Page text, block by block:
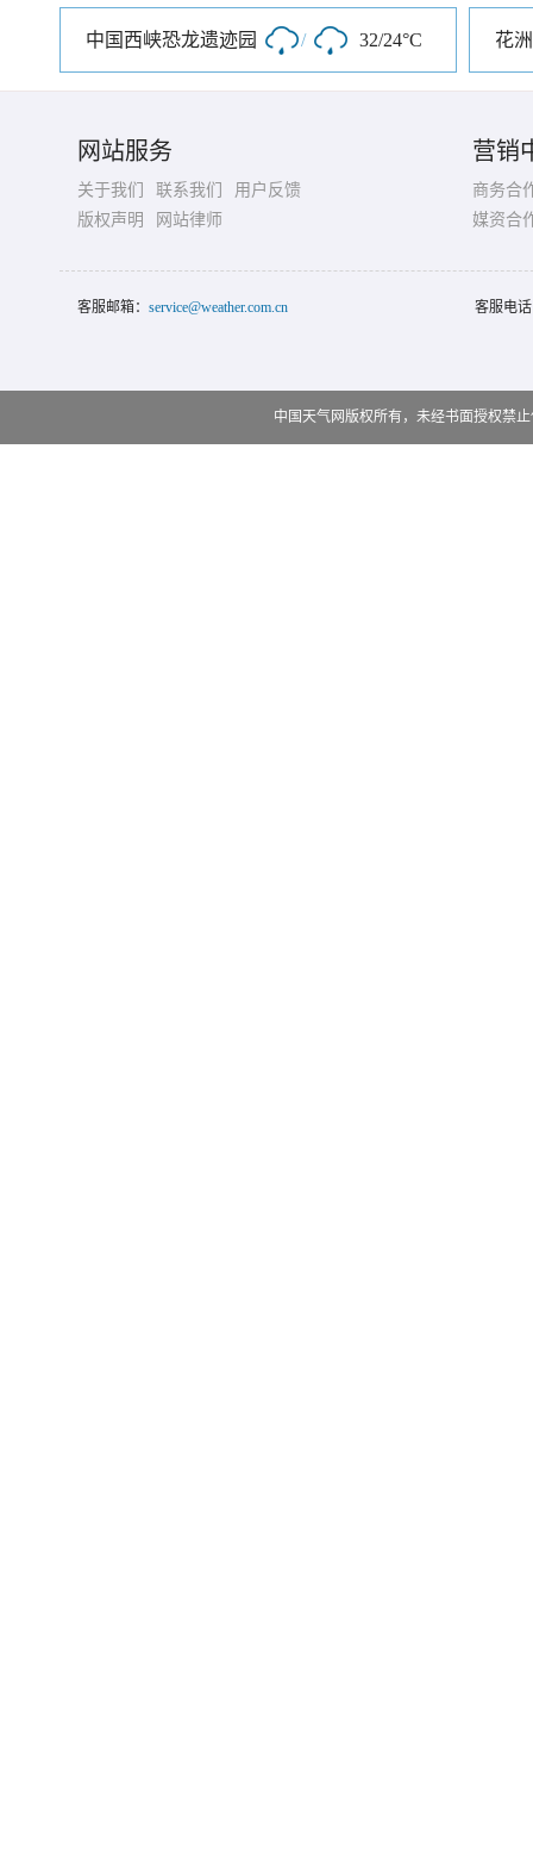
中国西峡恐龙遗迹园 / 32/24°C 花
网站服务
关于我们 联系我们
用户反馈
版权声明
网站律师
营销
商务合
媒资合
客服邮箱： service@weather.com.cn 客服电
中国天气网版权所有，未经书面授权